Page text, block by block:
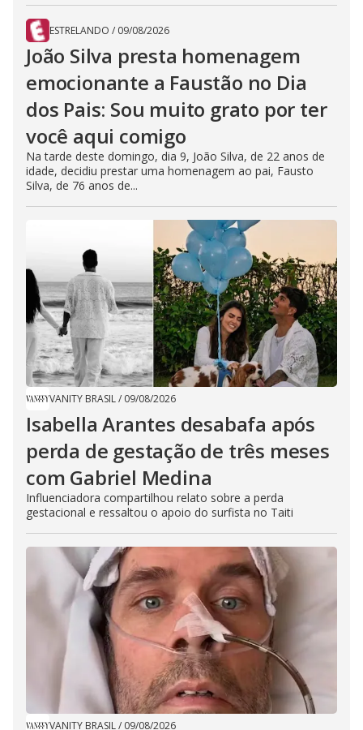
ESTRELANDO / 09/08/2026
João Silva presta homenagem
emocionante a Faustão no Dia
dos Pais: Sou muito grato por ter
você aqui comigo
Na tarde deste domingo, dia 9, João Silva, de 22 anos de
idade, decidiu prestar uma homenagem ao pai, Fausto
Silva, de 76 anos de...
VANITY BRASIL/ 09/08/2026
Isabella Arantes desabafa após
perda de gestação de três meses
com Gabriel Medina
Influenciadora compartilhou relato sobre a perda
gestacional e ressaltou o apoio do surfista no Taiti
VANITY BRASIL/ 09/08/2026